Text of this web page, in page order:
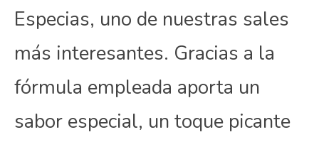
Especias, uno de nuestras sales
más interesantes. Gracias a la
fórmula empleada aporta un
sabor especial, un toque picante